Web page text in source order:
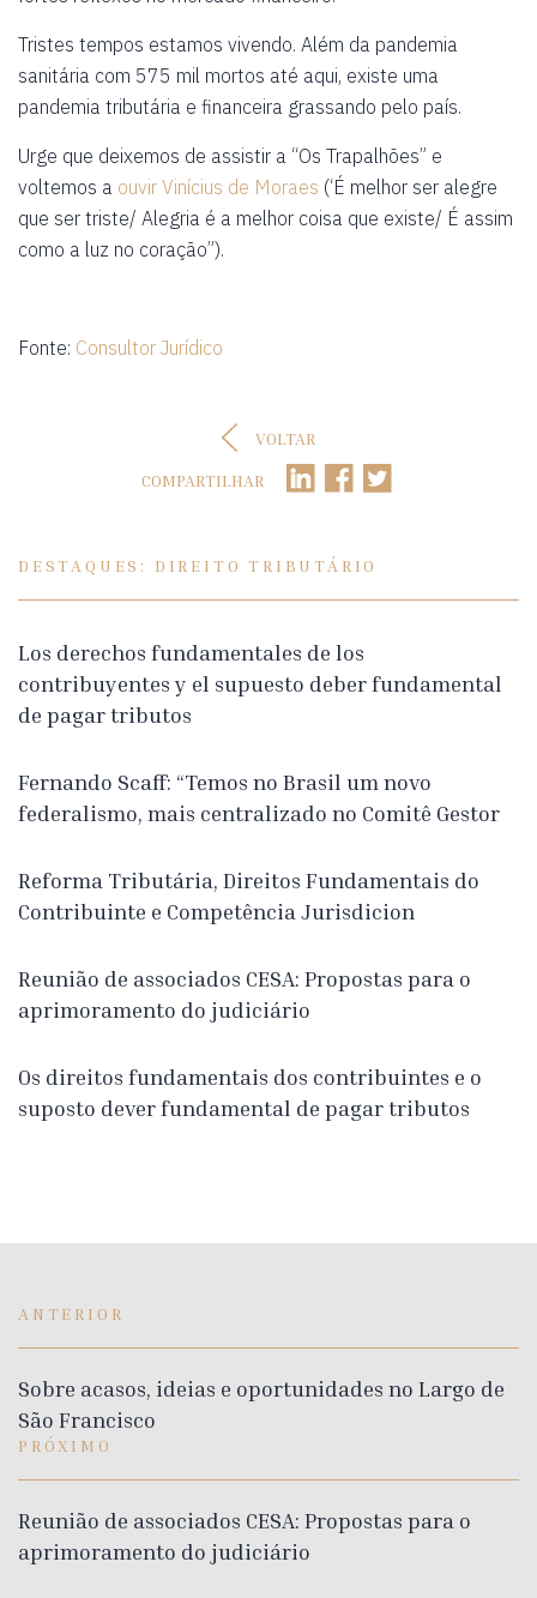
Tristes tempos estamos vivendo. Além da pandemia
sanitária com 575 mil mortos até aqui, existe uma
pandemia tributária e financeira grassando pelo país.
Urge que deixemos de assistir a “Os Trapalhões” e
voltemos a ouvir Vinícius de Moraes (‘É melhor ser alegre
que ser triste/ Alegria é a melhor coisa que existe/ É assim
como a luz no coração”).
Fonte: Consultor Jurídico
VOLTAR
COMPARTILHAR
DESTAQUES: DIREITO TRIBUTÁRIO
Los derechos fundamentales de los
contribuyentes y el supuesto deber fundamental
de pagar tributos
Fernando Scaff: “Temos no Brasil um novo
federalismo, mais centralizado no Comitê Gestor
Reforma Tributária, Direitos Fundamentais do
Contribuinte e Competência Jurisdicion
Reunião de associados CESA: Propostas para o
aprimoramento do judiciário
Os direitos fundamentais dos contribuintes e o
suposto dever fundamental de pagar tributos
ANTERIOR
Sobre acasos, ideias e oportunidades no Largo de
São Francisco
PRÓXIMO
Reunião de associados CESA: Propostas para o
aprimoramento do judiciário